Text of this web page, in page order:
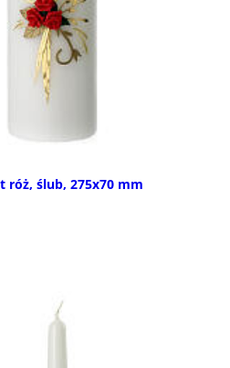
róż, ślub, 275x70 mm